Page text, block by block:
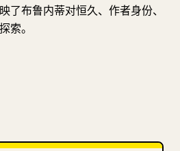
了布鲁内蒂对恒久、作者身份、
索。